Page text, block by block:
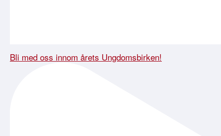
Bli med oss innom årets Ungdomsbirken!